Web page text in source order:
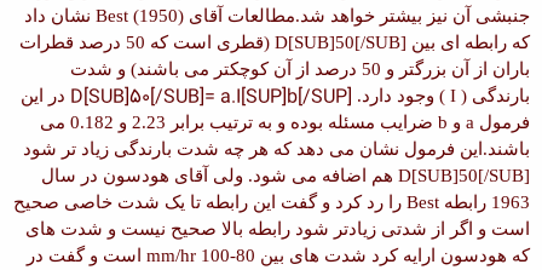
جنبشی آن نیز بیشتر خواهد شد.مطالعات آقای Best (1950) نشان داد
که رابطه ای بین D[SUB]50[/SUB]
(قطری است که 50 درصد قطرات
باران از آن بزرگتر و 50 درصد از آن کوچکتر می باشند) و شدت
بارندگی ( I ) وجود دارد. D[SUB]50[/SUB]= a.I[SUP]b[/SUP] در این
فرمول a و b ضرایب مسئله بوده و به ترتیب برابر 2.23 و 0.182 می
باشند.این فرمول نشان می دهد که هر چه شدت بارندگی زیاد تر شود
D[SUB]50[/SUB] هم اضافه می شود. ولی آقای هودسون در سال
1963 رابطه Best را رد کرد و گفت این رابطه تا یک شدت خاصی صحیح
است و اگر از شدتی زیادتر شود رابطه بالا صحیح نیست و شدت های
که هودسون ارایه کرد شدت های بین 80-100 mm/hr
است و گفت در